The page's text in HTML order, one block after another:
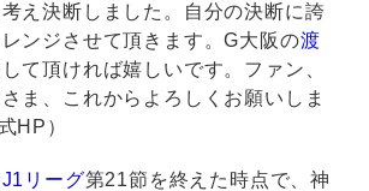
え決断しました。自分の決断に誇
ンジさせて頂きます。G大阪の渡
て頂ければ嬉しいです。ファン、
ま、これからよろしくお願いしま
HP）
リーグ第21節を終えた時点で、神